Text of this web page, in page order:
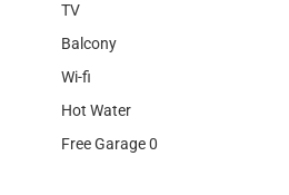
TV
Balcony
Wi-fi
Hot Water
Free Garage 0